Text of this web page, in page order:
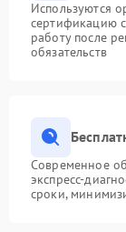
Используются
сертификацию
работу после
обязательств
Современное
экспресс-
сроки,